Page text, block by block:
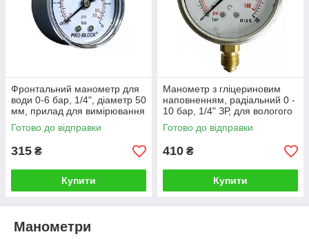
Фронтальний манометр для
води 0-6 бар, 1/4", діаметр 50
мм, прилад для вимірювання
тиску води, Pedrollo MC-6
Готово до відправки
315 ₴
Купити
Манометр з гліцериновим
наповненням, радіальний 0 -
10 бар, 1/4" ЗР, для вологого
середовища
Готово до відправки
410 ₴
Купити
Манометри